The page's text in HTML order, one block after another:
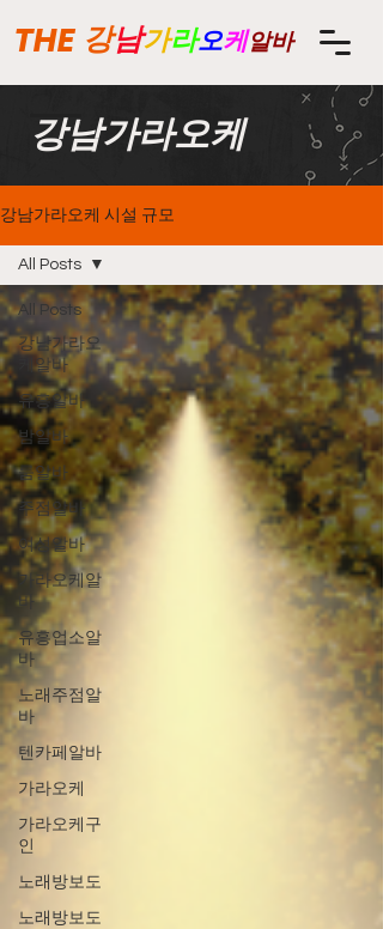
강남가라오케알바
THE
강남가라오케
강남가라오케 시설 규모
All Posts
강남가라오
케알바
유흥알바
밤알바
룸알바
주점알바
여성알바
가라오케알
바
유흥업소알
바
노래주점알
바
텐카페알바
가라오케
가라오케구
인
노래방보도
노래방보도
All Posts